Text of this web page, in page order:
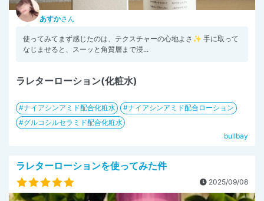
あすかさん
使ってみてまず感じたのは、テクスチャーの心地よさ✨ 手に取って
なじませると、スーッと角質層まで浸...
ラレターローション(化粧水)
ナイアシンアミド配合化粧水
ナイアシンアミド配合ローション
グルコシルセラミド配合化粧水
bullbay
ラレターローションを使ってみた件
2025/09/08